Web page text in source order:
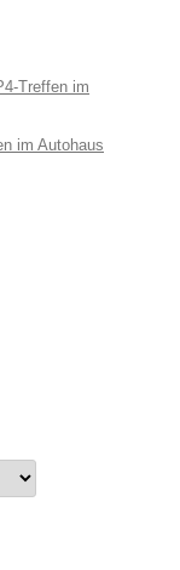
Treffen im
im Autohaus